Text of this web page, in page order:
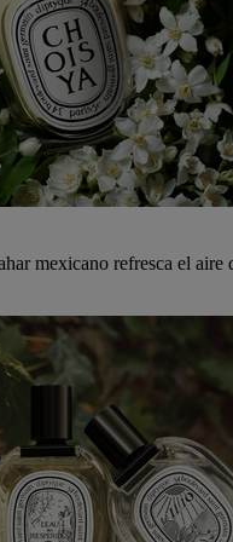
mexicano refresca el aire